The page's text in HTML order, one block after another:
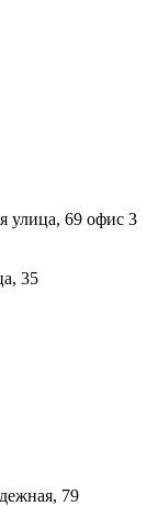
улица, 69 офис 3
35
79